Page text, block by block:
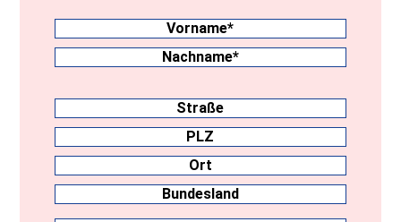
Nachname(erforderlich)
Vorname
Anschrift
Straße
PLZ
Ort